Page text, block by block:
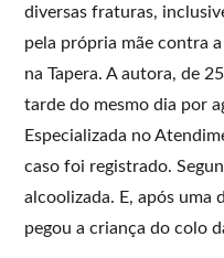
diversas fraturas,
pela própria mãe contra
na Tapera. A autora, de
tarde do mesmo dia por
Especializada no
caso foi registrado.
alcoolizada. E, após uma
pegou a criança do colo